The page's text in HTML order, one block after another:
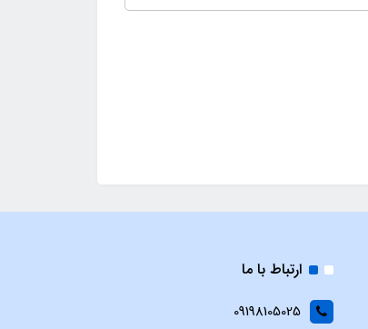
ارتباط با ما
09198105025